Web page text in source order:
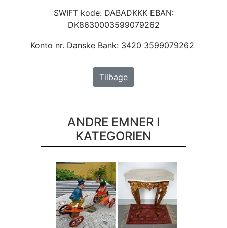
SWIFT kode: DABADKKK EBAN:
DK8630003599079262
Konto nr. Danske Bank: 3420 3599079262
Tilbage
ANDRE EMNER I
KATEGORIEN